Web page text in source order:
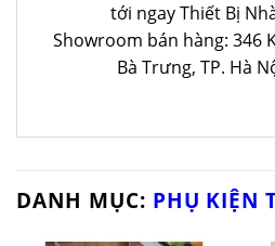
tới ngay Thiết Bị
Showroom bán hàng: 346
Bà Trưng, TP. Hà
DANH MỤC: PHỤ KIỆN